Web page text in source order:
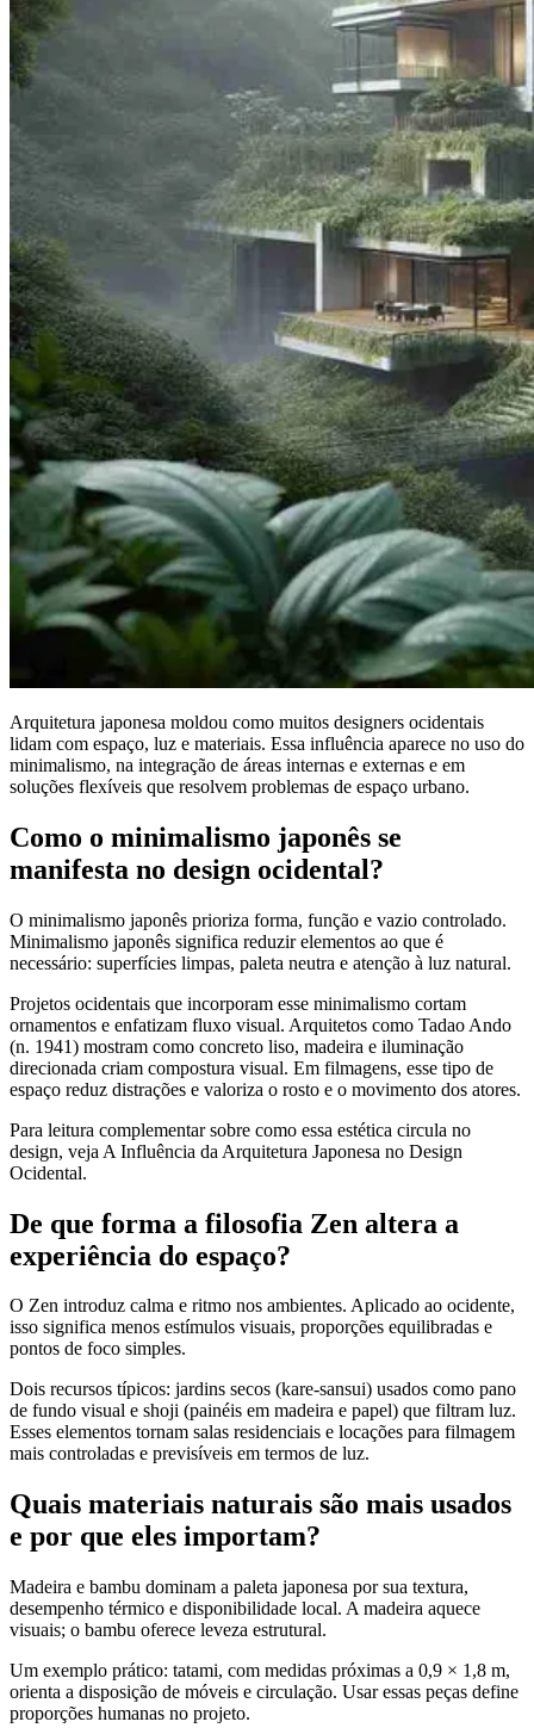
Arquitetura japonesa moldou como muitos designers ocidentais
lidam com espaço, luz e materiais. Essa influência aparece no uso do
minimalismo, na integração de áreas internas e externas e em
soluções flexíveis que resolvem problemas de espaço urbano.
Como o minimalismo japonês se
manifesta no design ocidental?
O minimalismo japonês prioriza forma, função e vazio controlado.
Minimalismo japonês significa reduzir elementos ao que é
necessário: superfícies limpas, paleta neutra e atenção à luz natural.
Projetos ocidentais que incorporam esse minimalismo cortam
ornamentos e enfatizam fluxo visual. Arquitetos como Tadao Ando
(n. 1941) mostram como concreto liso, madeira e iluminação
direcionada criam compostura visual. Em filmagens, esse tipo de
espaço reduz distrações e valoriza o rosto e o movimento dos atores.
Para leitura complementar sobre como essa estética circula no
design, veja A Influência da Arquitetura Japonesa no Design
Ocidental.
De que forma a filosofia Zen altera a
experiência do espaço?
O Zen introduz calma e ritmo nos ambientes. Aplicado ao ocidente,
isso significa menos estímulos visuais, proporções equilibradas e
pontos de foco simples.
Dois recursos típicos: jardins secos (kare-sansui) usados como pano
de fundo visual e shoji (painéis em madeira e papel) que filtram luz.
Esses elementos tornam salas residenciais e locações para filmagem
mais controladas e previsíveis em termos de luz.
Quais materiais naturais são mais usados
e por que eles importam?
Madeira e bambu dominam a paleta japonesa por sua textura,
desempenho térmico e disponibilidade local. A madeira aquece
visuais; o bambu oferece leveza estrutural.
Um exemplo prático: tatami, com medidas próximas a 0,9 × 1,8 m,
orienta a disposição de móveis e circulação. Usar essas peças define
proporções humanas no projeto.